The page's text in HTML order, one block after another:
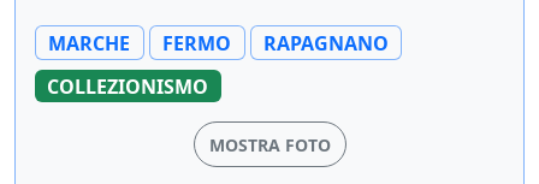
MARCHE FERMO
RAPAGNANO
COLLEZIONISMO
MOSTRA FOTO